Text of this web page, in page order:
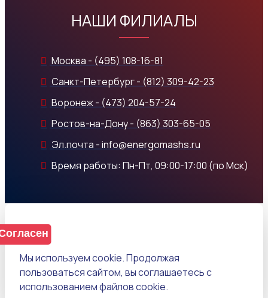
НАШИ ФИЛИАЛЫ
Москва - (495) 108-16-81
Санкт-Петербург - (812) 309-42-23
Воронеж - (473) 204-57-24
Ростов-на-Дону - (863) 303-65-05
Эл.почта - info@energomashs.ru
Время работы: Пн-Пт, 09:00-17:00 (по Мск)
Мы используем cookie. Продолжая
пользоваться сайтом, вы соглашаетесь с
использованием файлов cookie.